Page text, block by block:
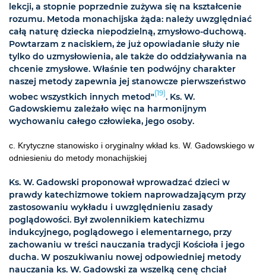
lekcji, a stopnie poprzednie zużywa się na kształcenie
rozumu. Metoda monachijska żąda: należy uwzględniać
całą naturę dziecka niepodzielną, zmysłowo-duchową.
Powtarzam z naciskiem, że już opowiadanie służy nie
tylko do uzmysłowienia, ale także do oddziaływania na
chcenie zmysłowe. Właśnie ten podwójny charakter
naszej metody zapewnia jej stanowcze pierwszeństwo
wobec wszystkich innych metod"(19). Ks. W.
Gadowskiemu zależało więc na harmonijnym
wychowaniu całego człowieka, jego osoby.
c. Krytyczne stanowisko i oryginalny wkład ks. W. Gadowskiego w
odniesieniu do metody monachijskiej
Ks. W. Gadowski proponował wprowadzać dzieci w
prawdy katechizmowe tokiem naprowadzającym przy
zastosowaniu wykładu i uwzględnieniu zasady
poglądowości. Był zwolennikiem katechizmu
indukcyjnego, poglądowego i elementarnego, przy
zachowaniu w treści nauczania tradycji Kościoła i jego
ducha. W poszukiwaniu nowej odpowiedniej metody
nauczania ks. W. Gadowski za wszelką cenę chciał